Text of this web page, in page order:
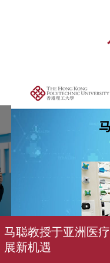
马聪教授于亚洲医
展新机遇